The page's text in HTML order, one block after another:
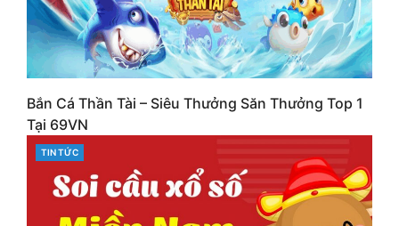
Bắn Cá Thần Tài – Siêu Thưởng Săn Thưởng Top 1
Tại 69VN
CATEGORIES
TIN TỨC